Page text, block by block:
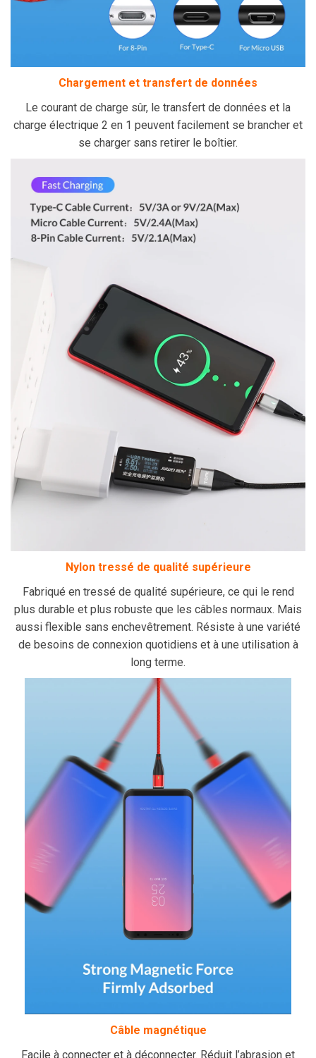
Chargement et transfert de données
Le courant de charge sûr, le transfert de données et la
charge électrique 2 en 1 peuvent facilement se brancher et
se charger sans retirer le boîtier.
Nylon tressé de qualité supérieure
Fabriqué en tressé de qualité supérieure, ce qui le rend
plus durable et plus robuste que les câbles normaux. Mais
aussi flexible sans enchevêtrement. Résiste à une variété
de besoins de connexion quotidiens et à une utilisation à
long terme.
Câble magnétique
Facile à connecter et à déconnecter. Réduit l’abrasion et